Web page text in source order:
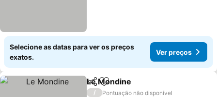
Selecione as datas para ver os preços
exatos.
Ver preços
PartilharAdicionar aos favoritos
Le Mondine
/
Pontuação não disponível